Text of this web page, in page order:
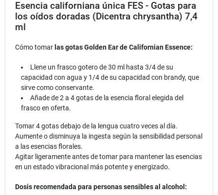
Esencia californiana única FES - Gotas para
los oídos doradas (Dicentra chrysantha) 7,4
ml
Cómo tomar las gotas Golden Ear de Californian Essence:
Llene un frasco gotero de 30 ml hasta 3/4 de su
capacidad con agua y 1/4 de su capacidad con brandy, que
sirve como conservante.
Añade de 2 a 4 gotas de la esencia floral elegida del
frasco en oferta.
Tomar 4 gotas debajo de la lengua cuatro veces al día.
Aumente o disminuya la ingesta según la sensibilidad personal
a las esencias florales.
Agitar ligeramente antes de tomar para mantener las esencias
en un estado vibracional más potente y energizado.
Dosis recomendada para personas sensibles al alcohol: